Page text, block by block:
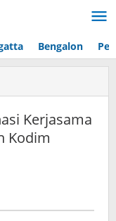
Bengalon
VaksinasiKerjasama
Kodim